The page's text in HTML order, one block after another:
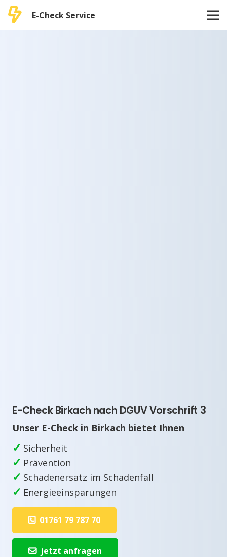
E-Check Service
E-Check Birkach nach DGUV Vorschrift 3
Unser E-Check in Birkach bietet Ihnen
✓ Sicherheit
✓ Prävention
✓ Schadenersatz im Schadenfall
✓ Energieeinsparungen
01761 79 787 70
jetzt anfragen